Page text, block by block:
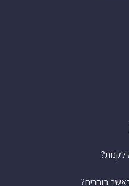
לקנות?
בוחרים?